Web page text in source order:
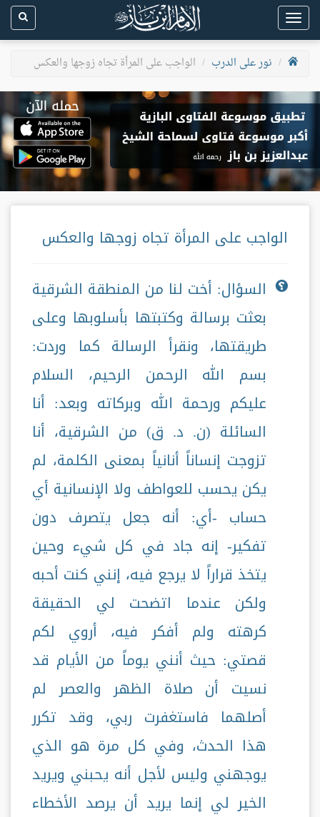
Toggle
navigation
نور على الدرب
الواجب على المرأة تجاه زوجها والعكس
الواجب على المرأة تجاه زوجها والعكس
السؤال: أخت لنا من المنطقة الشرقية
بعثت برسالة وكتبتها بأسلوبها وعلى
طريقتها، ونقرأ الرسالة كما وردت:
بسم الله الرحمن الرحيم، السلام
عليكم ورحمة الله وبركاته وبعد: أنا
السائلة (ن. د. ق) من الشرقية، أنا
تزوجت إنساناً أنانياً بمعنى الكلمة، لم
يكن يحسب للعواطف ولا الإنسانية أي
حساب -أي: أنه جعل يتصرف دون
تفكير- إنه جاد في كل شيء وحين
يتخذ قراراً لا يرجع فيه، إنني كنت أحبه
ولكن عندما اتضحت لي الحقيقة
كرهته ولم أفكر فيه، أروي لكم
قصتي: حيث أنني يوماً من الأيام قد
نسيت أن صلاة الظهر والعصر لم
أصلهما فاستغفرت ربي، وقد تكرر
هذا الحدث، وفي كل مرة هو الذي
يوجهني وليس لأجل أنه يحبني ويريد
الخير لي إنما يريد أن يرصد الأخطاء